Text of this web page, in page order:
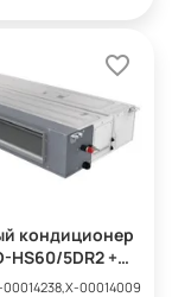
кондиционер
HS60/5DR2 +
00014238,X-00014009